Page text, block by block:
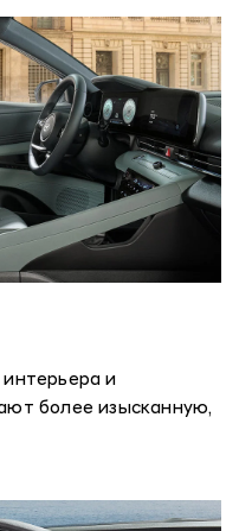
и
более изысканную,